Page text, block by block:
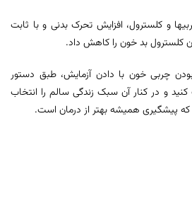
و کلسترول، افزایش تحرک بدنی و با ثابت
کلسترول بد خون را کاهش داد.
چربی خون با دادن آزمایش، طبق دستور
و در کنار آن سبک زندگی سالم را انتخاب
که پیشگیری همیشه بهتر از درمان است.